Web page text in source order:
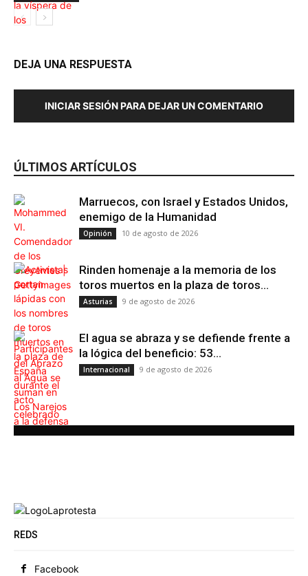
DEJA UNA RESPUESTA
INICIAR SESIÓN PARA DEJAR UN COMENTARIO
ÚLTIMOS ARTÍCULOS
Marruecos, con Israel y Estados Unidos,
enemigo de la Humanidad
Opinión 10 de agosto de 2026
Rinden homenaje a la memoria de los
toros muertos en la plaza de toros...
Asturias 9 de agosto de 2026
El agua se abraza y se defiende frente a
la lógica del beneficio: 53...
Internacional 9 de agosto de 2026
REDS
Facebook